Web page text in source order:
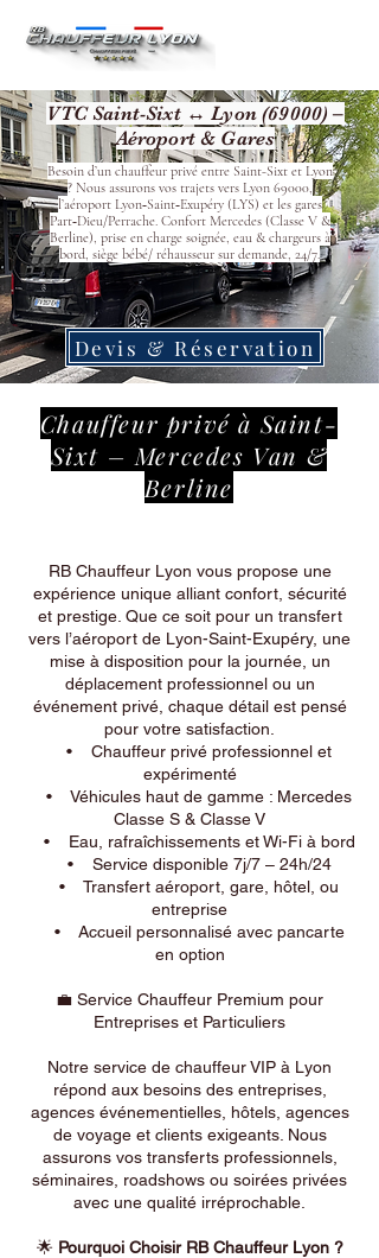
VTC Saint-Sixt ↔ Lyon (69000) –
Aéroport & Gares
Besoin d’un chauffeur privé entre Saint-Sixt et Lyon
? Nous assurons vos trajets vers Lyon 69000,
l’aéroport Lyon‑Saint‑Exupéry (LYS) et les gares
Part‑Dieu/Perrache. Confort Mercedes (Classe V &
Berline), prise en charge soignée, eau & chargeurs à
bord, siège bébé/ réhausseur sur demande, 24/7.
Devis & Réservation
Chauffeur privé à Saint-
Sixt – Mercedes Van &
Berline
RB Chauffeur Lyon vous propose une
expérience unique alliant confort, sécurité
et prestige. Que ce soit pour un transfert
vers l’aéroport de Lyon-Saint-Exupéry, une
mise à disposition pour la journée, un
déplacement professionnel ou un
événement privé, chaque détail est pensé
pour votre satisfaction.
• Chauffeur privé professionnel et
expérimenté
• Véhicules haut de gamme : Mercedes
Classe S & Classe V
• Eau, rafraîchissements et Wi-Fi à bord
• Service disponible 7j/7 – 24h/24
• Transfert aéroport, gare, hôtel, ou
entreprise
• Accueil personnalisé avec pancarte
en option
💼 Service Chauffeur Premium pour
Entreprises et Particuliers
Notre service de chauffeur VIP à Lyon
répond aux besoins des entreprises,
agences événementielles, hôtels, agences
de voyage et clients exigeants. Nous
assurons vos transferts professionnels,
séminaires, roadshows ou soirées privées
avec une qualité irréprochable.
🌟 Pourquoi Choisir RB Chauffeur Lyon ?